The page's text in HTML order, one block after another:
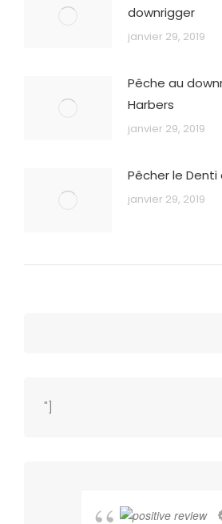
downrigger
janvier 29, 2019
Pêche au
Harbers
janvier 29, 2019
Pêcher le
janvier 29, 2019
"]